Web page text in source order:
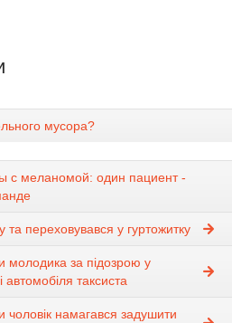
мусора?
с меланомой: один пациент -
та переховувався у гуртожитку
молодика за підозрою у
автомобіля таксиста
чоловік намагався задушити